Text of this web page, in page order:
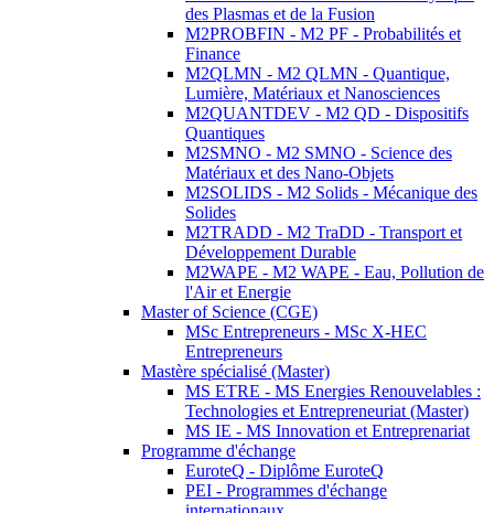
des Plasmas et de la Fusion
M2PROBFIN - M2 PF - Probabilités et
Finance
M2QLMN - M2 QLMN - Quantique,
Lumière, Matériaux et Nanosciences
M2QUANTDEV - M2 QD - Dispositifs
Quantiques
M2SMNO - M2 SMNO - Science des
Matériaux et des Nano-Objets
M2SOLIDS - M2 Solids - Mécanique des
Solides
M2TRADD - M2 TraDD - Transport et
Développement Durable
M2WAPE - M2 WAPE - Eau, Pollution de
l'Air et Energie
Master of Science (CGE)
MSc Entrepreneurs - MSc X-HEC
Entrepreneurs
Mastère spécialisé (Master)
MS ETRE - MS Energies Renouvelables :
Technologies et Entrepreneuriat (Master)
MS IE - MS Innovation et Entreprenariat
Programme d'échange
EuroteQ - Diplôme EuroteQ
PEI - Programmes d'échange